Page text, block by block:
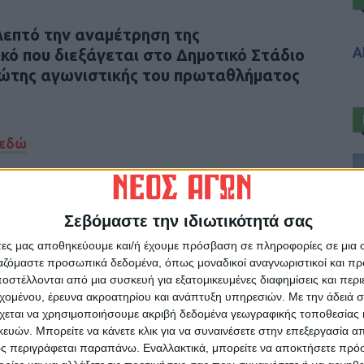
Σεβόμαστε την ιδιωτικότητά σας
μας αποθηκεύουμε και/ή έχουμε πρόσβαση σε πληροφορίες σε
προσωπικά δεδομένα, όπως μοναδικοί αναγνωριστικοί και
από μια συσκευή για εξατομικευμένες διαφημίσεις και
έρευνα ακροατηρίου και ανάπτυξη υπηρεσιών. Με την άδειά
να χρησιμοποιήσουμε ακριβή δεδομένα γεωγραφικής τοποθεσίας
Μπορείτε να κάνετε κλικ για να συναινέσετε στην επεξεργασία
περιγράφεται παραπάνω. Εναλλακτικά, μπορείτε να αποκτήσετε
την αναμέτρηση της
που διεξάγεται στο Δημοτικό Στάδιο
αγωνιστικής του πρωταθλήματος
εδώ
ΝΕΟΣ ΑΓΩΝ στο Google News!
της Καρδίτσας και ευρύτερα της Θεσσαλίας
ΕΠΟΜΕΝΟ ΑΡΘΡΟ
Χάλκινη η Εθνική στο Ευρωμπάσκετ, μετάλλιο